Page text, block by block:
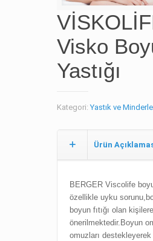
Visko
Yastığı
Kategori:Yastık ve
Ürün
BERGER Viscolife
özellikle uyku
boyun fıtığı olan kişilere
önerilmektedir.Boyun
omuzları